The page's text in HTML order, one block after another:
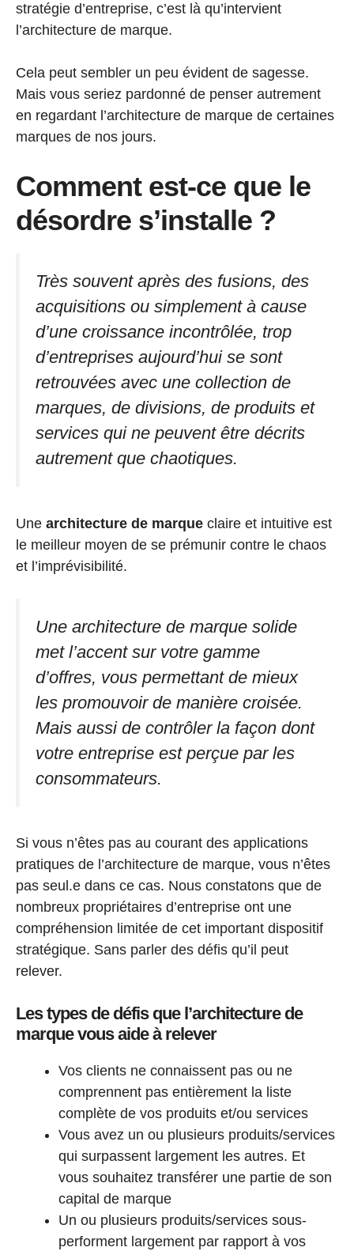
stratégie d’entreprise, c’est là qu’intervient
l’architecture de marque.
Cela peut sembler un peu évident de sagesse.
Mais vous seriez pardonné de penser autrement
en regardant l’architecture de marque de certaines
marques de nos jours.
Comment est-ce que le
désordre s’installe ?
Très souvent après des fusions, des
acquisitions ou simplement à cause
d’une croissance incontrôlée, trop
d’entreprises aujourd’hui se sont
retrouvées avec une collection de
marques, de divisions, de produits et
services qui ne peuvent être décrits
autrement que chaotiques.
Une architecture de marque claire et intuitive est
le meilleur moyen de se prémunir contre le chaos
et l’imprévisibilité.
Une architecture de marque solide
met l’accent sur votre gamme
d’offres, vous permettant de mieux
les promouvoir de manière croisée.
Mais aussi de contrôler la façon dont
votre entreprise est perçue par les
consommateurs.
Si vous n’êtes pas au courant des applications
pratiques de l’architecture de marque, vous n’êtes
pas seul.e dans ce cas. Nous constatons que de
nombreux propriétaires d’entreprise ont une
compréhension limitée de cet important dispositif
stratégique. Sans parler des défis qu’il peut
relever.
Les types de défis que l’architecture de
marque vous aide à relever
Vos clients ne connaissent pas ou ne
comprennent pas entièrement la liste
complète de vos produits et/ou services
Vous avez un ou plusieurs produits/services
qui surpassent largement les autres. Et
vous souhaitez transférer une partie de son
capital de marque
Un ou plusieurs produits/services sous-
performent largement par rapport à vos